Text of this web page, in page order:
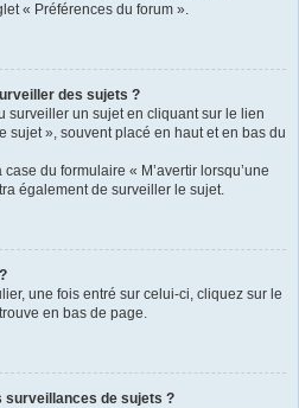
« Préférences du forum ».
des sujets ?
surveiller un sujet en cliquant sur le lien
sujet », souvent placé en haut et en bas du
du formulaire « M’avertir lorsqu’une
également de surveiller le sujet.
une fois entré sur celui-ci, cliquez sur le
en bas de page.
surveillances de sujets ?